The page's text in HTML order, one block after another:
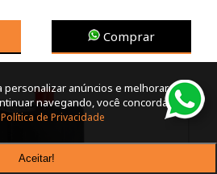
Comprar
personalizar anúncios e melhorar a sua
navegando, você concorda com a
Política de Privacidade
Aceitar!